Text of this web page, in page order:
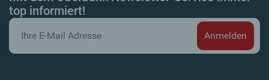
top informiert!